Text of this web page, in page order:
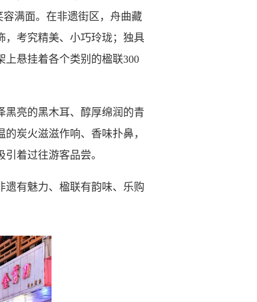
满面。在非遗街区，舟曲藏
，考究精美、小巧玲珑；独具
悬挂着各个类别的楹联300
亮的黑木耳、醇厚绵润的青
炭火滋滋作响、香味扑鼻，
着过往游客品尝。
有魅力、楹联有韵味、乐购